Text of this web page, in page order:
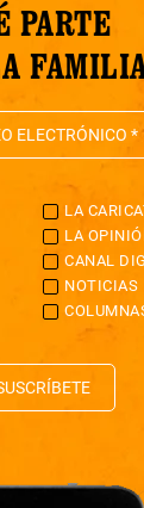
PARTE
LA
LA
CANAL
NOTICIAS